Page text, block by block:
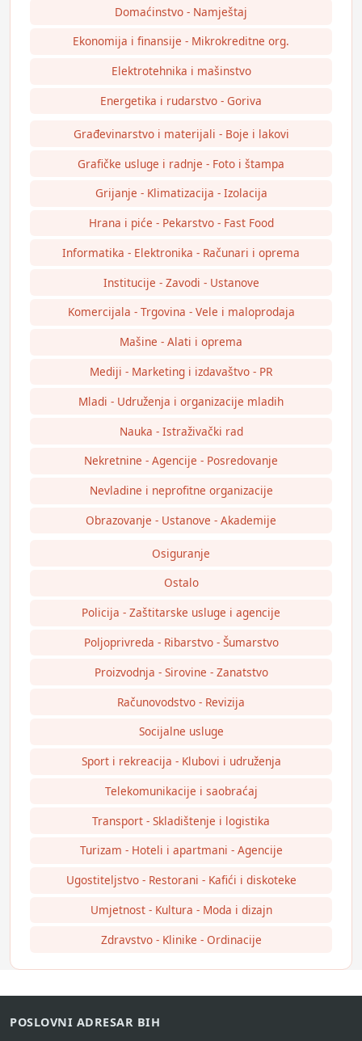
Domaćinstvo - Namještaj
Ekonomija i finansije - Mikrokreditne org.
Elektrotehnika i mašinstvo
Energetika i rudarstvo - Goriva
Građevinarstvo i materijali - Boje i lakovi
Grafičke usluge i radnje - Foto i štampa
Grijanje - Klimatizacija - Izolacija
Hrana i piće - Pekarstvo - Fast Food
Informatika - Elektronika - Računari i oprema
Institucije - Zavodi - Ustanove
Komercijala - Trgovina - Vele i maloprodaja
Mašine - Alati i oprema
Mediji - Marketing i izdavaštvo - PR
Mladi - Udruženja i organizacije mladih
Nauka - Istraživački rad
Nekretnine - Agencije - Posredovanje
Nevladine i neprofitne organizacije
Obrazovanje - Ustanove - Akademije
Osiguranje
Ostalo
Policija - Zaštitarske usluge i agencije
Poljoprivreda - Ribarstvo - Šumarstvo
Proizvodnja - Sirovine - Zanatstvo
Računovodstvo - Revizija
Socijalne usluge
Sport i rekreacija - Klubovi i udruženja
Telekomunikacije i saobraćaj
Transport - Skladištenje i logistika
Turizam - Hoteli i apartmani - Agencije
Ugostiteljstvo - Restorani - Kafići i diskoteke
Umjetnost - Kultura - Moda i dizajn
Zdravstvo - Klinike - Ordinacije
POSLOVNI ADRESAR BIH